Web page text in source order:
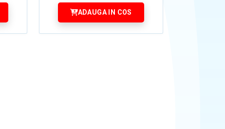
ADAUGA IN COS